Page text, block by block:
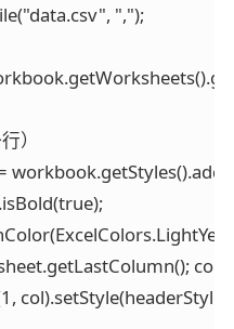
",");
）
=
sheet.getLastColumn();
col).setStyle(headerStyle);